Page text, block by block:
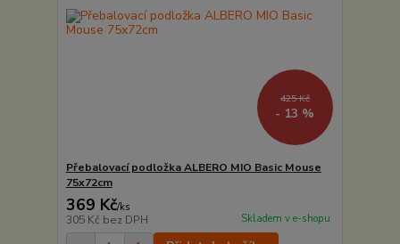
425 Kč
- 13 %
Přebalovací podložka ALBERO MIO Basic Mouse
75x72cm
369 Kč/ks
305 Kč bez DPH Skladem v e-shopu